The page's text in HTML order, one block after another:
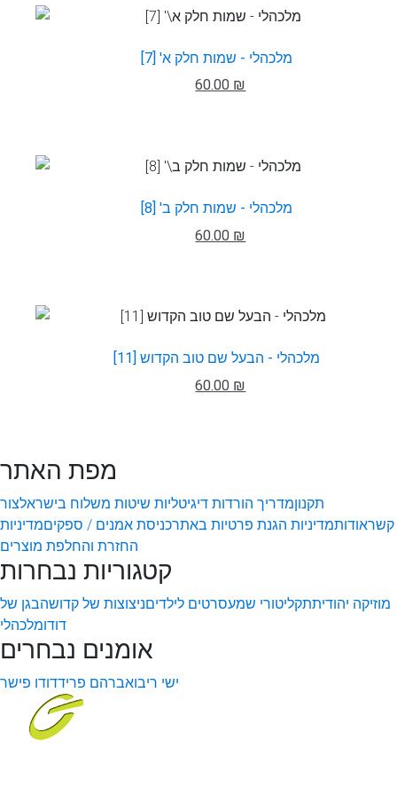
מלכהלי - שמות חלק א' [7]
60.00 ₪
מלכהלי - שמות חלק ב' [8]
60.00 ₪
מלכהלי - הבעל שם טוב הקדוש [11]
60.00 ₪
מפת האתר
תקנוןמדריך הורדות דיגיטליות שיטות משלוח בישראלצור
קשראודותמדיניות הגנת פרטיות באתרכניסת אמנים / ספקיםמדיניות
החזרת והחלפת מוצרים
קטגוריות נבחרות
מוזיקה יהודיתתקליטורי שמעסרטים לילדיםניצוצות של קדושהבגן של
דודומלכהלי
אומנים נבחרים
ישי ריבואברהם פרידדודו פישר